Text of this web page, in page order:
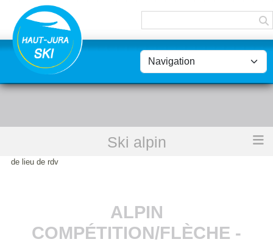
Ski alpin
Alpin Compétition/Flèche - Entrainement - changement
de lieu de rdv
ALPIN
COMPÉTITION/FLÈCHE -
Panneau de gestion des cookies